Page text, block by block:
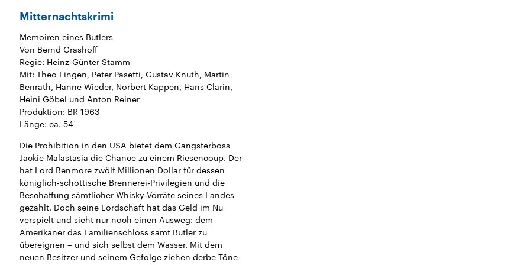
und
Staaten zu
der Erde, mit
Einfluss auf das
Weltgeschehen.
Der Überfall der
palästinensischen
Hamas im Oktober 2023
auf Israel hat in der
Region wieder die
Gewalt entfacht. Israel
möchte die Hamas
zerstören. Diese wird wie
die Hisbollah im Libanon
vom Iran unterstützt.
Osten. Eine Feindschaft
zu Israel und zu den USA
Mitternachtskrimi
Memoiren eines Butlers
Von Bernd Grashoff
Regie: Heinz-Günter Stamm
Mit: Theo Lingen, Peter Pasetti, Gustav Knuth, Martin
Benrath, Hanne Wieder, Norbert Kappen, Hans Clarin,
Heini Göbel und Anton Reiner
Produktion: BR 1963
Länge: ca. 54‘
Die Prohibition in den USA bietet dem Gangsterboss
Jackie Malastasia die Chance zu einem Riesencoup. Der
hat Lord Benmore zwölf Millionen Dollar für dessen
königlich-schottische Brennerei-Privilegien und die
Beschaffung sämtlicher Whisky-Vorräte seines Landes
gezahlt. Doch seine Lordschaft hat das Geld im Nu
verspielt und sieht nur noch einen Ausweg: dem
Amerikaner das Familienschloss samt Butler zu
übereignen – und sich selbst dem Wasser. Mit dem
neuen Besitzer und seinem Gefolge ziehen derbe Töne